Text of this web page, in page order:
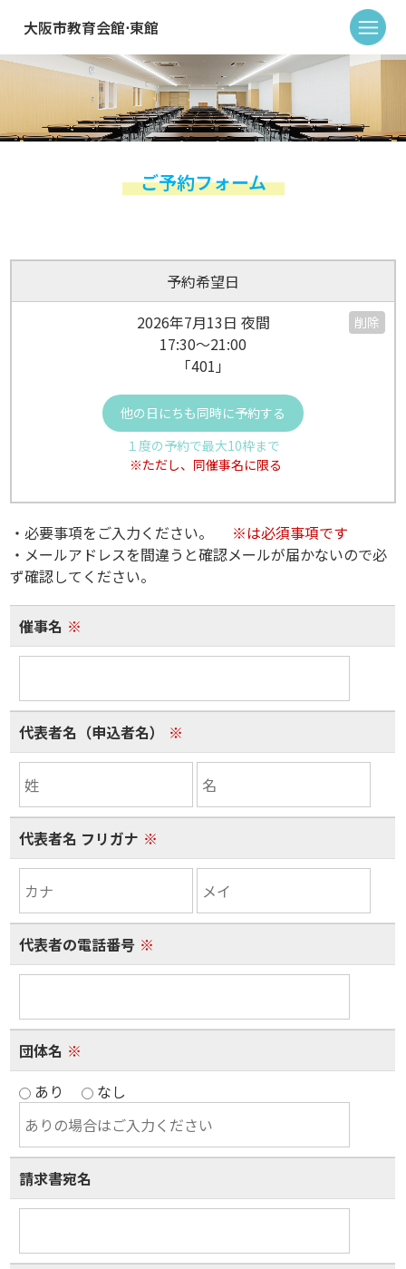
大阪市教育会館⋅東館
ご予約フォーム
予約希望日
2026年7月13日 夜間
17:30～21:00
「401」
削除
他の日にちも同時に予約する
１度の予約で最大10枠まで
※ただし、同催事名に限る
・必要事項をご入力ください。
※は必須事項です
・メールアドレスを間違うと確認メールが届かないので必
ず確認してください。
催事名 ※
代表者名（申込者名） ※
代表者名 フリガナ ※
代表者の電話番号 ※
団体名 ※
あり
なし
請求書宛名